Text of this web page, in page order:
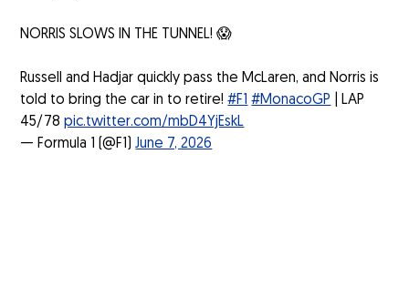
NORRIS SLOWS IN THE TUNNEL! 😱
Russell and Hadjar quickly pass the McLaren, and Norris is
told to bring the car in to retire!#F1 #MonacoGP | LAP
45/78pic.twitter.com/mbD4YjEskL
— Formula 1 (@F1)June 7, 2026